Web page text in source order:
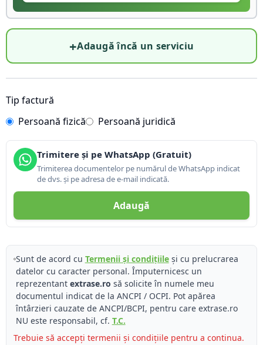
+Adaugă încă un serviciu
Tip factură
Persoană fizică
Persoană juridică
Trimitere și pe WhatsApp (Gratuit)
Trimiterea documentelor pe numărul de WhatsApp indicat
de dvs. și pe adresa de e-mail indicată.
Adaugă
Sunt de acord cu Termenii și condițiileși cu prelucrarea
datelor cu caracter personal. Împuternicesc un
reprezentant extrase.ro să solicite în numele meu
documentul indicat de la ANCPI / OCPI. Pot apărea
întârzieri cauzate de ANCPI/BCPI, pentru care extrase.ro
NU este responsabil, cf. T.C.
Trebuie să accepți termenii și condițiile pentru a continua.